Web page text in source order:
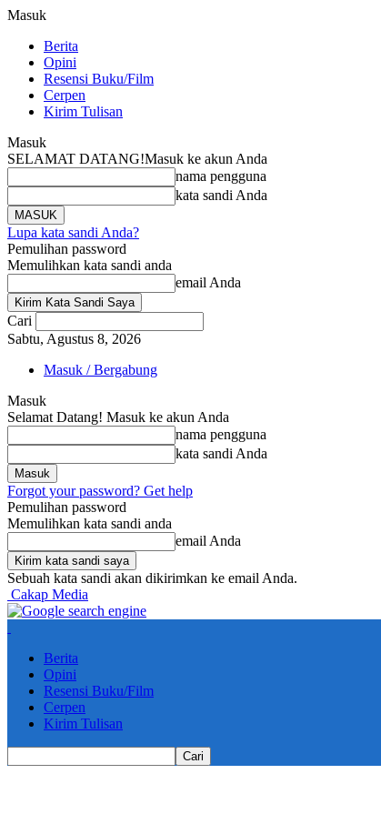
Masuk
Berita
Opini
Resensi Buku/Film
Cerpen
Kirim Tulisan
Masuk
SELAMAT DATANG!Masuk ke akun Anda
nama pengguna
kata sandi Anda
Lupa kata sandi Anda?
Pemulihan password
Memulihkan kata sandi anda
email Anda
Cari
Sabtu, Agustus 8, 2026
Masuk / Bergabung
Masuk
Selamat Datang! Masuk ke akun Anda
nama pengguna
kata sandi Anda
Forgot your password? Get help
Pemulihan password
Memulihkan kata sandi anda
email Anda
Sebuah kata sandi akan dikirimkan ke email Anda.
Cakap Media
Berita
Opini
Resensi Buku/Film
Cerpen
Kirim Tulisan